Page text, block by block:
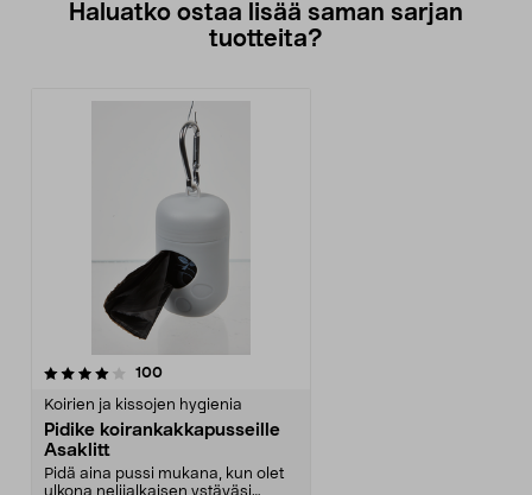
Haluatko ostaa lisää saman sarjan
tuotteita?
100arvostelut
Koirien ja kissojen hygienia
Pidike koirankakkapusseille
Asaklitt
Pidä aina pussi mukana, kun olet